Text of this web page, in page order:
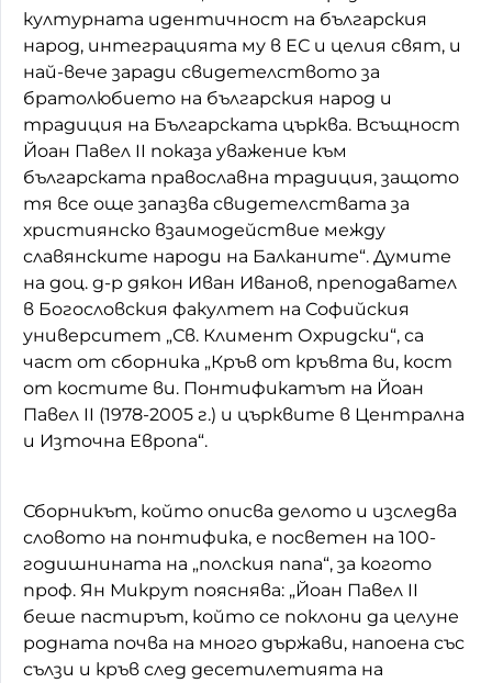
културната идентичност на българския
народ, интеграцията му в ЕС и целия свят, и
най-вече заради свидетелството за
братолюбието на българския народ и
традиция на Българската църква. Всъщност
Йоан Павел II показа уважение към
българската православна традиция, защото
тя все още запазва свидетелствата за
християнско взаимодействие между
славянските народи на Балканите“. Думите
на доц. д-р дякон Иван Иванов, преподавател
в Богословския факултет на Софийския
университет „Св. Климент Охридски“, са
част от сборника „Кръв от кръвта ви, кост
от костите ви. Понтификатът на Йоан
Павел II (1978-2005 г.) и църквите в Централна
и Източна Европа“.
Сборникът, който описва делото и изследва
словото на понтифика, е посветен на 100-
годишнината на „полския папа“, за когото
проф. Ян Микрут пояснява: „Йоан Павел II
беше пастирът, който се поклони да целуне
родната почва на много държави, напоена със
сълзи и кръв след десетилетията на